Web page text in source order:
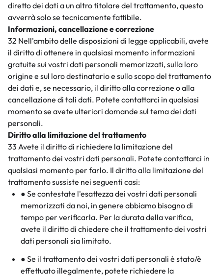
diretto dei dati a un altro titolare del trattamento, questo
avverrà solo se tecnicamente fattibile.
Informazioni, cancellazione e correzione
32 Nell'ambito delle disposizioni di legge applicabili, avete
il diritto di ottenere in qualsiasi momento informazioni
gratuite sui vostri dati personali memorizzati, sulla loro
origine e sul loro destinatario e sullo scopo del trattamento
dei dati e, se necessario, il diritto alla correzione o alla
cancellazione di tali dati. Potete contattarci in qualsiasi
momento se avete ulteriori domande sul tema dei dati
personali.
Diritto alla limitazione del trattamento
33 Avete il diritto di richiedere la limitazione del
trattamento dei vostri dati personali. Potete contattarci in
qualsiasi momento per farlo. Il diritto alla limitazione del
trattamento sussiste nei seguenti casi:
● Se contestate l'esattezza dei vostri dati personali
memorizzati da noi, in genere abbiamo bisogno di
tempo per verificarla. Per la durata della verifica,
avete il diritto di chiedere che il trattamento dei vostri
dati personali sia limitato.
● Se il trattamento dei vostri dati personali è stato/è
effettuato illegalmente, potete richiedere la